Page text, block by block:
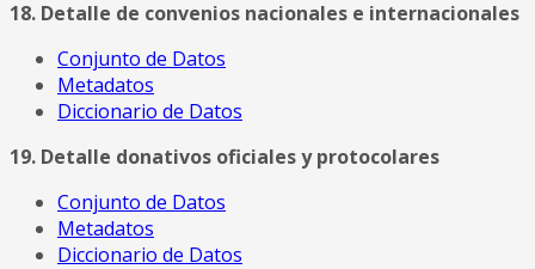
18. Detalle de convenios nacionales e internacionales
Conjunto de Datos
Metadatos
Diccionario de Datos
19. Detalle donativos oficiales y protocolares
Conjunto de Datos
Metadatos
Diccionario de Datos